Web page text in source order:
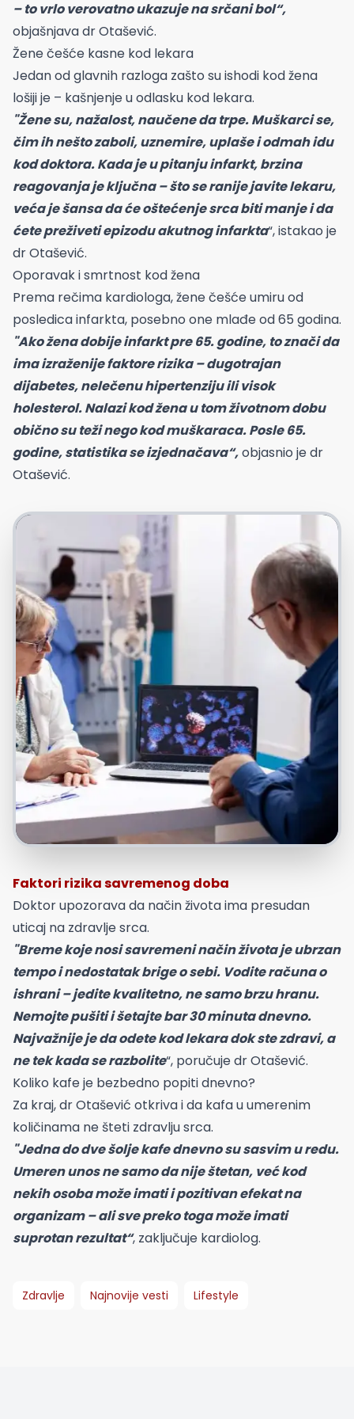
– to vrlo verovatno ukazuje na srčani bol“,
objašnjava dr Otašević.
Žene češće kasne kod lekara
Jedan od glavnih razloga zašto su ishodi kod žena
lošiji je – kašnjenje u odlasku kod lekara.
"Žene su, nažalost, naučene da trpe. Muškarci se,
čim ih nešto zaboli, uznemire, uplaše i odmah idu
kod doktora. Kada je u pitanju infarkt, brzina
reagovanja je ključna – što se ranije javite lekaru,
veća je šansa da će oštećenje srca biti manje i da
ćete preživeti epizodu akutnog infarkta“, istakao je
dr Otašević.
Oporavak i smrtnost kod žena
Prema rečima kardiologa, žene češće umiru od
posledica infarkta, posebno one mlađe od 65 godina.
"Ako žena dobije infarkt pre 65. godine, to znači da
ima izraženije faktore rizika – dugotrajan
dijabetes, nelečenu hipertenziju ili visok
holesterol. Nalazi kod žena u tom životnom dobu
obično su teži nego kod muškaraca. Posle 65.
godine, statistika se izjednačava“,objasnio je dr
Otašević.
Foto: Freepik.com
Faktori rizika savremenog doba
Doktor upozorava da način života ima presudan
uticaj na zdravlje srca.
"Breme koje nosi savremeni način života je ubrzan
tempo i nedostatak brige o sebi. Vodite računa o
ishrani – jedite kvalitetno, ne samo brzu hranu.
Nemojte pušiti i šetajte bar 30 minuta dnevno.
Najvažnije je da odete kod lekara dok ste zdravi, a
ne tek kada se razbolite“, poručuje dr Otašević.
Koliko kafe je bezbedno popiti dnevno?
Za kraj, dr Otašević otkriva i da kafa u umerenim
količinama ne šteti zdravlju srca.
"Jedna do dve šolje kafe dnevno su sasvim u redu.
Umeren unos ne samo da nije štetan, već kod
nekih osoba može imati i pozitivan efekat na
organizam – ali sve preko toga može imati
suprotan rezultat“, zaključuje kardiolog.
Zdravlje Najnovije vesti Lifestyle